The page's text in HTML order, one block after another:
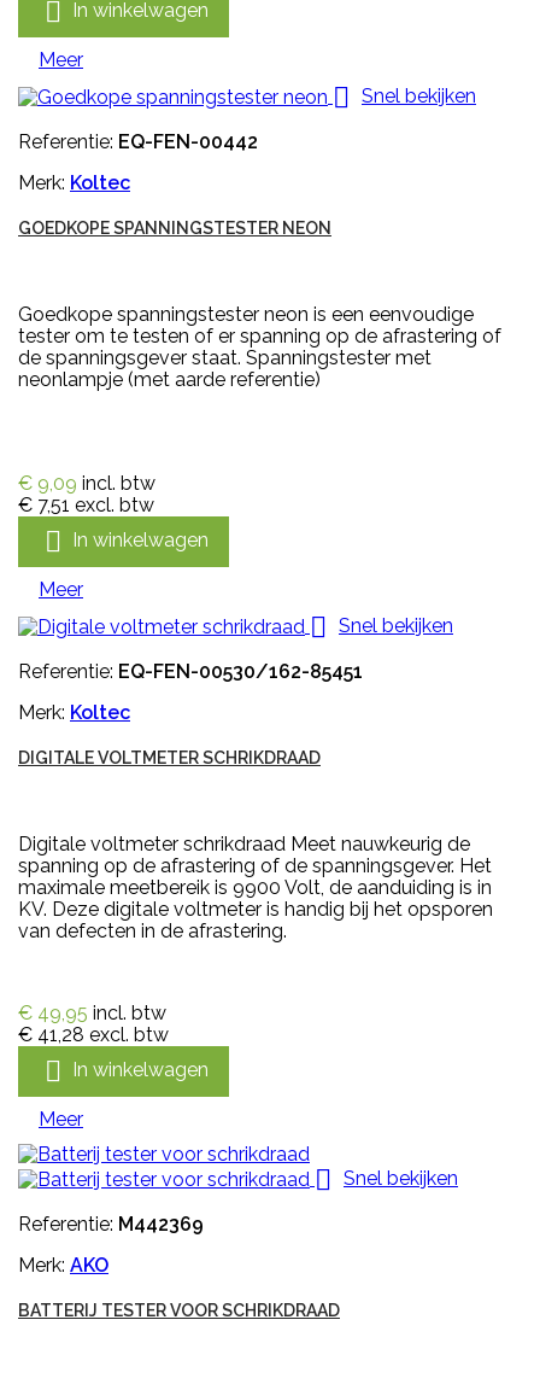
 In winkelwagen
Meer

Snel bekijken
Referentie: EQ-FEN-00442
Merk: Koltec
GOEDKOPE SPANNINGSTESTER NEON
Goedkope spanningstester neon is een eenvoudige
tester om te testen of er spanning op de afrastering of
de spanningsgever staat. Spanningstester met
neonlampje (met aarde referentie)
€ 9,09 incl. btw
€ 7,51 excl. btw
 In winkelwagen
Meer

Snel bekijken
Referentie: EQ-FEN-00530/162-85451
Merk: Koltec
DIGITALE VOLTMETER SCHRIKDRAAD
Digitale voltmeter schrikdraad Meet nauwkeurig de
spanning op de afrastering of de spanningsgever. Het
maximale meetbereik is 9900 Volt, de aanduiding is in
KV. Deze digitale voltmeter is handig bij het opsporen
van defecten in de afrastering.
€ 49,95 incl. btw
€ 41,28 excl. btw
 In winkelwagen
Meer
 Snel bekijken
Referentie: M442369
Merk: AKO
BATTERIJ TESTER VOOR SCHRIKDRAAD